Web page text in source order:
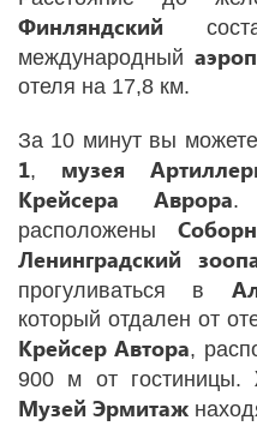
Финляндский
международный
отеля на 17,8 км.
За 10 минут вы
1, музея
Крейсера Аврора.
расположены
Ленинградский
прогуливаться в
который отдален от
Крейсер Автора,
900 м от гостиницы.
Музей Эрмитаж